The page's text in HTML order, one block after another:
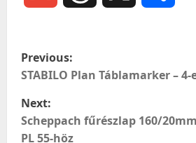
P
o
s
Previous:
STABILO Plan Táblamarker – 4-
Next:
Scheppach fűrészlap 160/
PL 55-höz